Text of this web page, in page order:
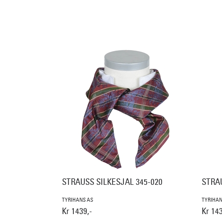
STRAUSS SILKESJAL 345-020
TYRIHANS AS
Kr 1439,- Kr